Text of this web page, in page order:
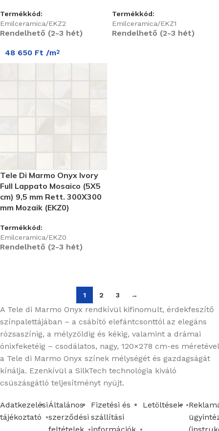
Termékkód:
Emilceramica/EKZ2
Rendelhető (2-3 hét)
Termékkód:
Emilceramica/EKZ1
Rendelhető (2-3 hét)
48 650 Ft /m2
Tele Di Marmo Onyx Ivory
Full Lappato Mosaico (5X5
cm) 9,5 mm Rett. 300X300
mm Mozaik (EKZ0)
Termékkód:
Emilceramica/EKZ0
Rendelhető (2-3 hét)
1 2 3 →
A Tele di Marmo Onyx rendkívül kifinomult, érdekfeszítő
színpalettájában – a csábító elefántcsonttól az elegáns
rózsaszínig, a mélyzöldig és kékig, valamint a drámai
ónixfeketéig – csodálatos, nagy, 120×278 cm-es méretével
a Tele di Marmo Onyx színek mélységét és gazdagságát
kínálja. Ezenkívül a SilkTech technológia kiváló
csúszásgátló teljesítményt nyújt.
Adatkezelési
tájékoztató
Általános
szerződési
Fizetési és
szállítási
Letöltések